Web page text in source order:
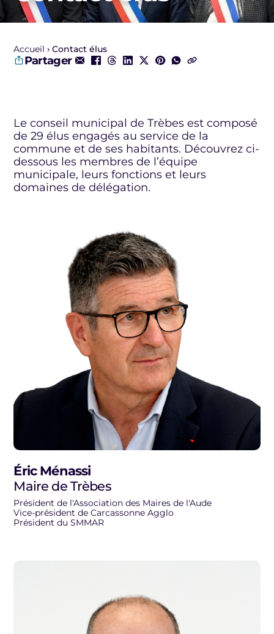
Accueil Contact élus
Partager
Le conseil municipal de Trèbes est composé
de 29 élus engagés au service de la
commune et de ses habitants. Découvrez ci-
dessous les membres de l’équipe
municipale, leurs fonctions et leurs
domaines de délégation.
Éric Ménassi
Maire de Trèbes
Président de l'Association des Maires de l'Aude
Vice-président de Carcassonne Agglo
Président du SMMAR